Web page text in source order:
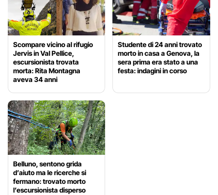
Scompare vicino al rifugio
Jervis in Val Pellice,
escursionista trovata
morta: Rita Montagna
aveva 34 anni
Studente di 24 anni trovato
morto in casa a Genova, la
sera prima era stato a una
festa: indagini in corso
Belluno, sentono grida
d’aiuto ma le ricerche si
fermano: trovato morto
l’escursionista disperso